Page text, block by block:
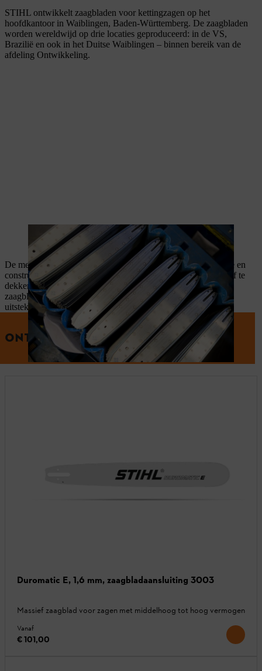
STIHL ontwikkelt zaagbladen voor kettingzagen op het
hoofdkantoor in Waiblingen, Baden-Württemberg. De zaagbladen
worden wereldwijd op drie locaties geproduceerd: in de VS,
Brazilië en ook in het Duitse Waiblingen – binnen bereik van de
afdeling Ontwikkeling.
Sommige STIHL zaagbladen worden rechtstreeks in Waiblingen
vervaardigd.
De meer dan 100 beschikbare zaagbladen verschillen in lengte en
constructie om de meest uiteenlopende toepassingsscenario's af te
dekken. Ondanks deze grote verschillen hebben alle STIHL
zaagbladen één ding gemeen: ze onderscheiden zich door een
uitstekende verhouding tussen gewicht en duurzaamheid.
ONTDEK ONZE ZAAGBLADEN
Duromatic E, 1,6 mm, zaagbladaansluiting 3003
Massief zaagblad voor zagen met middelhoog tot hoog vermogen
Vanaf
€ 101,00